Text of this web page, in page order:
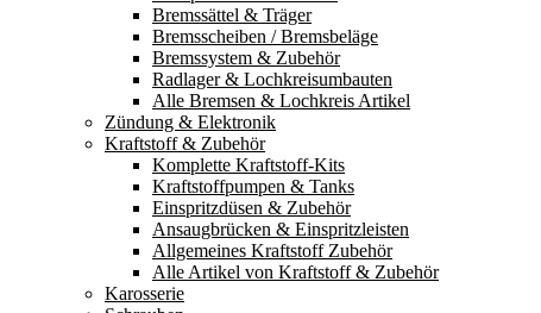
Bremssättel & Träger
Bremsscheiben / Bremsbeläge
Bremssystem & Zubehör
Radlager & Lochkreisumbauten
Alle Bremsen & Lochkreis Artikel
Zündung & Elektronik
Kraftstoff & Zubehör
Komplette Kraftstoff-Kits
Kraftstoffpumpen & Tanks
Einspritzdüsen & Zubehör
Ansaugbrücken & Einspritzleisten
Allgemeines Kraftstoff Zubehör
Alle Artikel von Kraftstoff & Zubehör
Karosserie